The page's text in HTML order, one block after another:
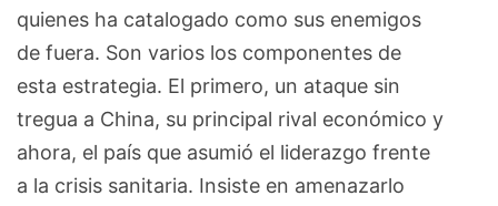
quienes ha catalogado como sus enemigos
de fuera. Son varios los componentes de
esta estrategia. El primero, un ataque sin
tregua a China, su principal rival económico y
ahora, el país que asumió el liderazgo frente
a la crisis sanitaria. Insiste en amenazarlo